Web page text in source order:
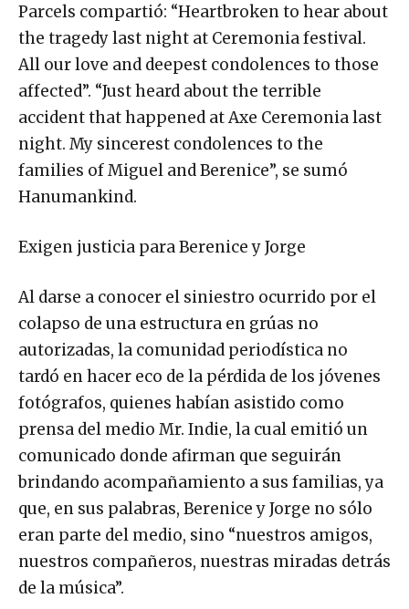
Parcels compartió: “Heartbroken to hear about
the tragedy last night at Ceremonia festival.
All our love and deepest condolences to those
affected”. “Just heard about the terrible
accident that happened at Axe Ceremonia last
night. My sincerest condolences to the
families of Miguel and Berenice”, se sumó
Hanumankind.
Exigen justicia para Berenice y Jorge
Al darse a conocer el siniestro ocurrido por el
colapso de una estructura en grúas no
autorizadas, la comunidad periodística no
tardó en hacer eco de la pérdida de los jóvenes
fotógrafos, quienes habían asistido como
prensa del medio Mr. Indie, la cual emitió un
comunicado donde afirman que seguirán
brindando acompañamiento a sus familias, ya
que, en sus palabras, Berenice y Jorge no sólo
eran parte del medio, sino “nuestros amigos,
nuestros compañeros, nuestras miradas detrás
de la música”.